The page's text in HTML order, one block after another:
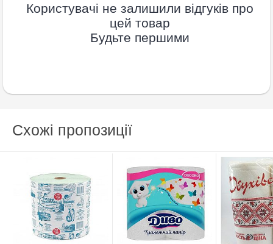
Користувачі не залишили відгуків про
цей товар
Будьте першими
Схожі пропозиції